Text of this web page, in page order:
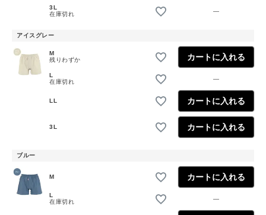
3L
在庫切れ
—
アイスグレー
M
残りわずか
カートに入れる
L
在庫切れ
—
LL カートに入れる
3L カートに入れる
ブルー
M カートに入れる
L
在庫切れ
—